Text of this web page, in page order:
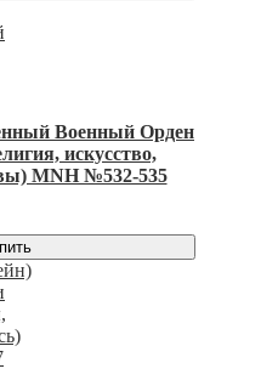
Военный Орден
искусство,
MNH №532-535